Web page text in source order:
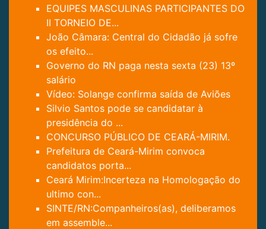
EQUIPES MASCULINAS PARTICIPANTES DO
II TORNEIO DE...
João Câmara: Central do Cidadão já sofre
os efeito...
Governo do RN paga nesta sexta (23) 13º
salário
Vídeo: Solange confirma saída de Aviões
Silvio Santos pode se candidatar à
presidência do ...
CONCURSO PÚBLICO DE CEARÁ-MIRIM.
Prefeitura de Ceará-Mirim convoca
candidatos porta...
Ceará Mirim:Incerteza na Homologação do
ultimo con...
SINTE/RN:Companheiros(as), deliberamos
em assemble...